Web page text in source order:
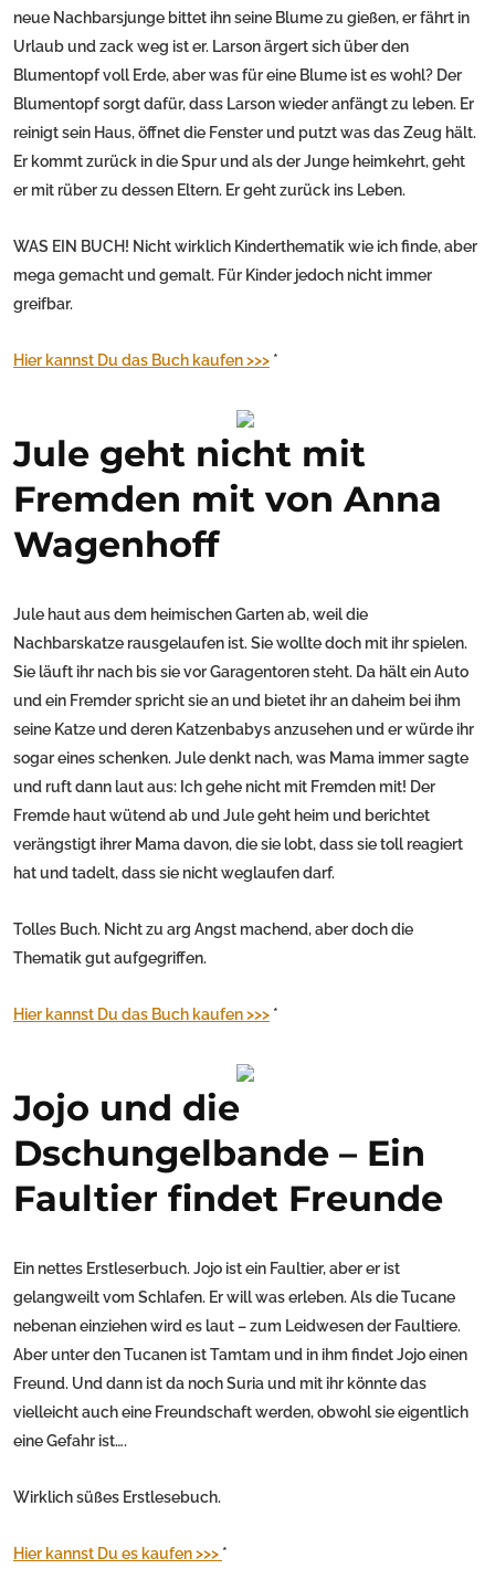
neue Nachbarsjunge bittet ihn seine Blume zu gießen, er fährt in
Urlaub und zack weg ist er. Larson ärgert sich über den
Blumentopf voll Erde, aber was für eine Blume ist es wohl? Der
Blumentopf sorgt dafür, dass Larson wieder anfängt zu leben. Er
reinigt sein Haus, öffnet die Fenster und putzt was das Zeug hält.
Er kommt zurück in die Spur und als der Junge heimkehrt, geht
er mit rüber zu dessen Eltern. Er geht zurück ins Leben.
WAS EIN BUCH! Nicht wirklich Kinderthematik wie ich finde, aber
mega gemacht und gemalt. Für Kinder jedoch nicht immer
greifbar.
Hier kannst Du das Buch kaufen >>> *
Jule geht nicht mit
Fremden mit von Anna
Wagenhoff
Jule haut aus dem heimischen Garten ab, weil die
Nachbarskatze rausgelaufen ist. Sie wollte doch mit ihr spielen.
Sie läuft ihr nach bis sie vor Garagentoren steht. Da hält ein Auto
und ein Fremder spricht sie an und bietet ihr an daheim bei ihm
seine Katze und deren Katzenbabys anzusehen und er würde ihr
sogar eines schenken. Jule denkt nach, was Mama immer sagte
und ruft dann laut aus: Ich gehe nicht mit Fremden mit! Der
Fremde haut wütend ab und Jule geht heim und berichtet
verängstigt ihrer Mama davon, die sie lobt, dass sie toll reagiert
hat und tadelt, dass sie nicht weglaufen darf.
Tolles Buch. Nicht zu arg Angst machend, aber doch die
Thematik gut aufgegriffen.
Hier kannst Du das Buch kaufen >>> *
Jojo und die
Dschungelbande – Ein
Faultier findet Freunde
Ein nettes Erstleserbuch. Jojo ist ein Faultier, aber er ist
gelangweilt vom Schlafen. Er will was erleben. Als die Tucane
nebenan einziehen wird es laut – zum Leidwesen der Faultiere.
Aber unter den Tucanen ist Tamtam und in ihm findet Jojo einen
Freund. Und dann ist da noch Suria und mit ihr könnte das
vielleicht auch eine Freundschaft werden, obwohl sie eigentlich
eine Gefahr ist….
Wirklich süßes Erstlesebuch.
Hier kannst Du es kaufen >>> *